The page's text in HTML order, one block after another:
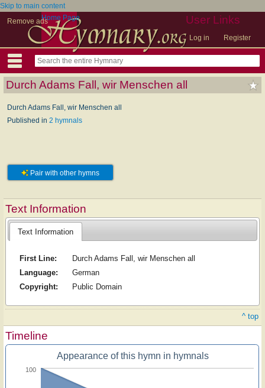
Skip to main content
Remove ads
User Links
Log in Register
Home Page
Durch Adams Fall, wir Menschen all
Durch Adams Fall, wir Menschen all
Published in 2 hymnals
Pair with other hymns
Text Information
Text Information
First Line:
Durch Adams Fall, wir Menschen all
Language:
German
Copyright:
Public Domain
^ top
Timeline
Appearance of this hymn in hymnals
100